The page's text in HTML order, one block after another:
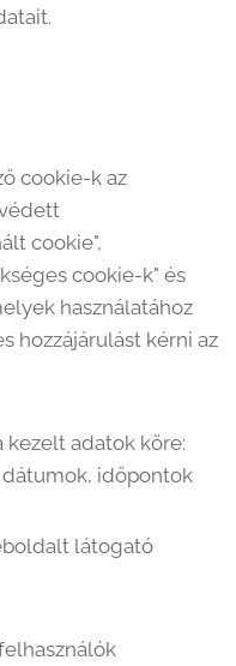
cookie-k az
cookie",
cookie-k" és
használatához
hozzájárulást kérni az
kezelt adatok köre:
időpontok
látogató